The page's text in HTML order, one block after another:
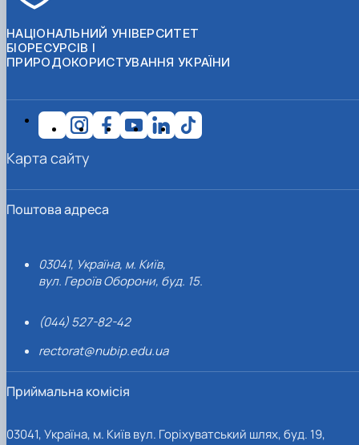
НАЦІОНАЛЬНИЙ УНІВЕРСИТЕТ
БІОРЕСУРСІВ І
ПРИРОДОКОРИСТУВАННЯ УКРАЇНИ
Поштова адреса
03041, Україна, м. Київ,
вул. Героїв Оборони, буд. 15.
(044) 527-82-42
rectorat@nubip.edu.ua
Приймальна комісія
03041, Україна, м. Київ вул. Горіхуватський шлях, буд. 19,
Карта сайту